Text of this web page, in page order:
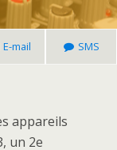
E-mail SMS
appareils
un 2e